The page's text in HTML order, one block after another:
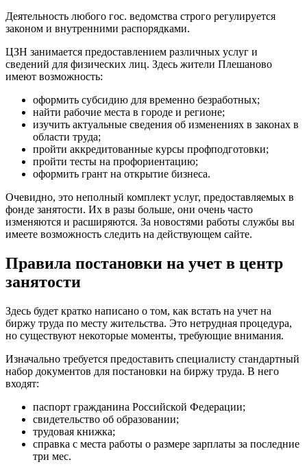
Деятельность любого гос. ведомства строго регулируется
законом и внутренними распорядками.
ЦЗН занимается предоставлением различных услуг и
сведений для физических лиц. Здесь жители Плешаново
имеют возможность:
оформить субсидию для временно безработных;
найти рабочие места в городе и регионе;
изучить актуальные сведения об изменениях в законах в
области труда;
пройти аккредитованные курсы профподготовки;
пройти тесты на профориентацию;
оформить грант на открытие бизнеса.
Очевидно, это неполный комплект услуг, предоставляемых в
фонде занятости. Их в разы больше, они очень часто
изменяются и расширяются. За новостями работы службы вы
имеете возможность следить на действующем сайте.
Правила постановки на учет в центр
занятости
Здесь будет кратко написано о том, как встать на учет на
биржу труда по месту жительства. Это нетрудная процедура,
но существуют некоторые моменты, требующие внимания.
Изначально требуется предоставить специалисту стандартный
набор документов для постановки на биржу труда. В него
входят:
паспорт гражданина Российской Федерации;
свидетельство об образовании;
трудовая книжка;
справка с места работы о размере зарплаты за последние
три мес.